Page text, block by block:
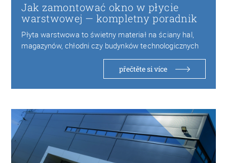
Jak zamontować okno w płycie
warstwowej — kompletny poradnik
Płyta warstwowa to świetny materiał na ściany hal,
magazynów, chłodni czy budynków technologicznych
přečtěte si více